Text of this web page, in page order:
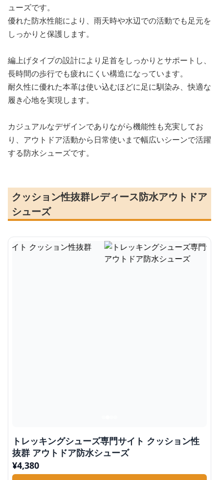
ューズです。
優れた防水性能により、雨天時や水辺での活動でも足元を
しっかりと保護します。
編上げタイプの設計により足首をしっかりとサポートし、
長時間の歩行でも疲れにくい構造になっています。
耐久性に優れた本革は使い込むほどに足に馴染み、快適な
履き心地を実現します。
カジュアルなデザインでありながら機能性も充実してお
り、アウトドア活動から日常使いまで幅広いシーンで活躍
する防水シューズです。
クッション性抜群レディース防水アウトドア
シューズ
トレッキングシューズ専門サイト クッション性
抜群 アウトドア防水シューズ
¥4,380